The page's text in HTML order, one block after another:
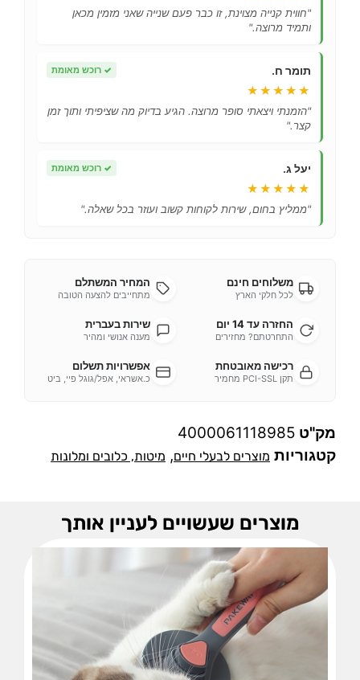
"חווית קנייה מצוינת, זו כבר פעם שנייה שאני מזמין מכאן
ותמיד מרוצה."
תומר ח. ✓ רוכש מאומת
★★★★★
"הזמנתי ויצאתי סופר מרוצה. הגיע בדיוק מה שציפיתי ותוך זמן
קצר."
יעל ג. ✓ רוכש מאומת
★★★★★
"ממליץ בחום, שירות לקוחות קשוב ועוזר בכל שאלה."
משלוחים חינם
לכל חלקי הארץ
המחיר המשתלם
מתחייבים להצעה הטובה
החזרה עד 14 יום
התחרטתם? מחזירים
שירות בעברית
מענה אנושי ומהיר
רכישה מאובטחת
תקן PCI-SSL מחמיר
אפשרויות תשלום
כ.אשראי, אפל/גוגל פיי, ביט
מק"ט 4000061118985
קטגוריות מוצרים לבעלי חיים, מיטות, כלובים ומלונות
מוצרים שעשויים לעניין אותך